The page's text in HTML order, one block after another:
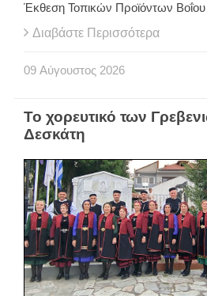
Έκθεση Τοπικών Προϊόντων Βοΐου
Διαβάστε Περισσότερα
09 Αύγουστος 2026
Το χορευτικό των
Δεσκάτη